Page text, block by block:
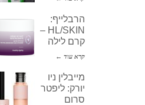
הרבלייף:
HL/SKIN –
קרם לילה
קרא עוד ←
מייבלין ניו
יורק: ליפטר
סרום